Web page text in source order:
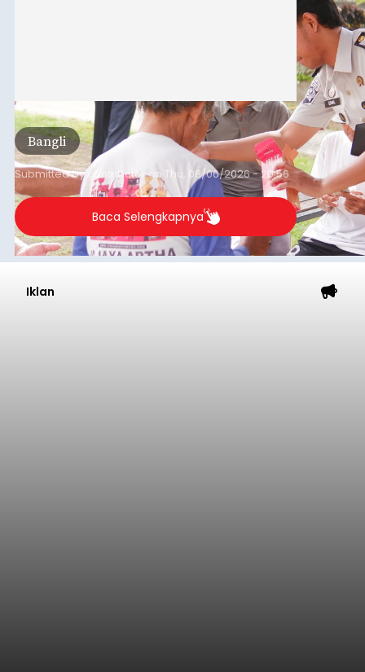
Bangli
Submitted bycontributoron Thu, 08/06/2026 - 20:56
Baca Selengkapnya
Iklan